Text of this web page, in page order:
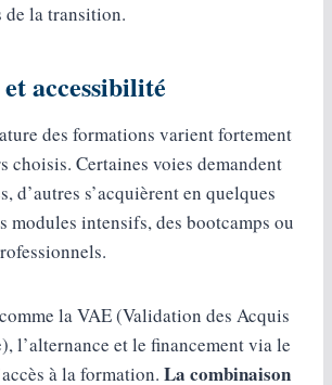
de la transition.
accessibilité
des formations varient fortement
choisis. Certaines voies demandent
d’autres s’acquièrent en quelques
modules intensifs, des bootcamps ou
la VAE (Validation des Acquis
l’alternance et le financement via le
à la formation. La combinaison